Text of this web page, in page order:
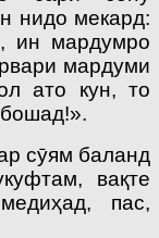
нидо мекард:
ин мардумро
мардуми
ато кун, то
сӯям баланд
вақте
пас,